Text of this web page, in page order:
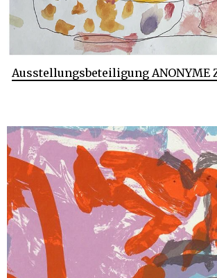
Ausstellungsbeteiligung ANONYME